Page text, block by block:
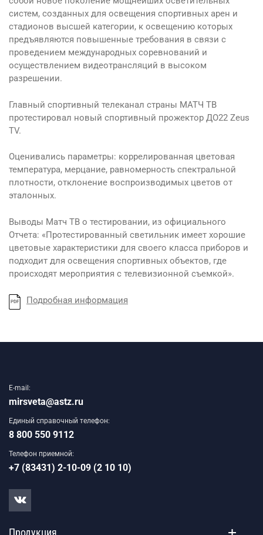
систем, созданных для освещения спортивных арен и
стадионов высшей категории, к освещению которых
предъявляются повышенные требования в связи с
проведением международных соревнований и
осуществлением видеотрансляций в высоком
разрешении.
Главный спортивный телеканал страны МАТЧ ТВ
протестировал новый спортивный прожектор ДО22 Zeus
TV.
Оценивались параметры: коррелированная цветовая
температура, мерцание, равномерность спектральной
плотности, отклонение воспроизводимых цветов от
эталонных.
Выводы Матч ТВ о тестировании, из официального
Отчета: «Протестированный светильник имеет хорошие
цветовые характеристики для своего класса приборов и
подходит для освещения спортивных объектов, где
происходят мероприятия с телевизионной съемкой».
PDF Подробная информация
E-mail:
mirsveta@astz.ru
Единый справочный телефон:
8 800 550 9112
Телефон приемной:
+7 (83431) 2-10-09 (2 10 10)
Продукция